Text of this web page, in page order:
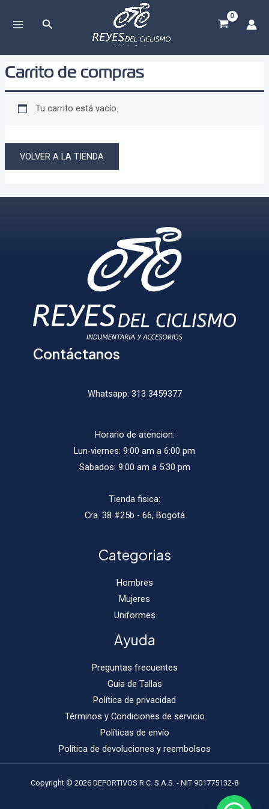
MENU
Buscar
Carrito de compras
Tu carrito está vacío.
VOLVER A LA TIENDA
Contáctanos
Whatsapp: 313 3459377
Horario de atencion:
Lun-viernes: 9:00 am a 6:00 pm
Sabados: 9:00 am a 5:30 pm
Tienda fisica:
Cra. 38 #25b - 66, Bogotá
Categorias
Hombres
Mujeres
Uniformes
Ayuda
Preguntas frecuentes
Guia de Tallas
Política de privacidad
Términos y Condiciones de servicio
Políticas de envío
Política de devoluciones y reembolsos
Copyright © 2026 DEPORTIVOS R.C. S.A.S. - NIT 901775132-8